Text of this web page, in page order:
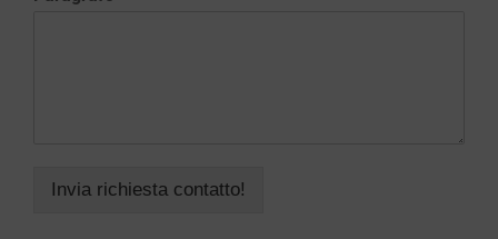
Invia richiesta contatto!